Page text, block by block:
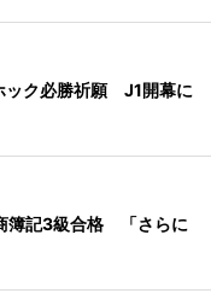
ック必勝祈願 J1開幕に
簿記3級合格 「さらに